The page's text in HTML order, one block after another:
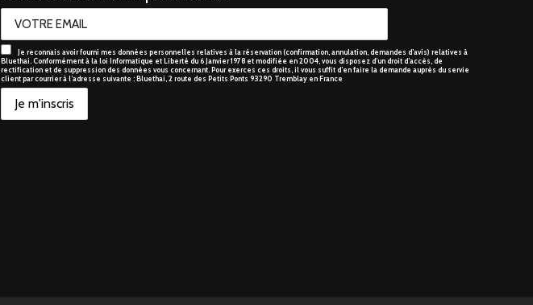
Je reconnais avoir fourni mes données personnelles relatives à la réservation (confirmation, annulation, demandes d’avis) relatives à
Bluethai. Conformément à la loi Informatique et Liberté du 6 Janvier 1978 et modifiée en 2004, vous disposez d’un droit d’accès, de
rectification et de suppression des données vous concernant. Pour exerces ces droits, il vous suffit d’en faire la demande auprès du servie
client par courrier à l’adresse suivante : Bluethai, 2 route des Petits Ponts 93290 Tremblay en France